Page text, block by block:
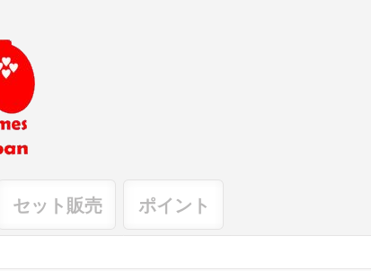
セット販売 ポイント